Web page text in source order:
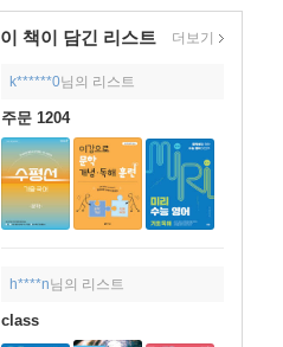
이 책이 담긴 리스트 더보기
k******0님의 리스트
주문 1204
h****n님의 리스트
class